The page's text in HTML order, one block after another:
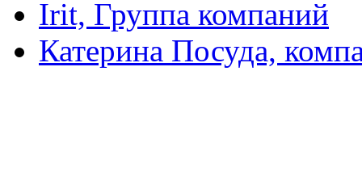
Irit, Группа компаний
Катерина Посуда,